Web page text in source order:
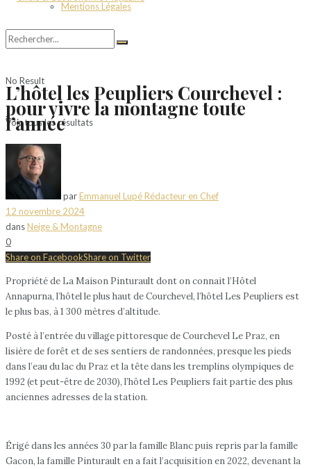
Mentions Légales
No Result
Voir tous les résultats
L’hôtel les Peupliers Courchevel :
pour vivre la montagne toute
l’année
parEmmanuel Lupé Rédacteur en Chef
12 novembre 2024
dansNeige & Montagne
0
Share on FacebookShare on Twitter
Propriété de La Maison Pinturault dont on connait l’Hôtel
Annapurna, l’hôtel le plus haut de Courchevel, l’hôtel Les Peupliers est
le plus bas, à 1 300 mètres d’altitude.
Posté à l’entrée du village pittoresque de Courchevel Le Praz, en
lisière de forêt et de ses sentiers de randonnées, presque les pieds
dans l’eau du lac du Praz et la tête dans les tremplins olympiques de
1992 (et peut-être de 2030), l’hôtel Les Peupliers fait partie des plus
anciennes adresses de la station.
Érigé dans les années 30 par la famille Blanc puis repris par la famille
Gacon, la famille Pinturault en a fait l’acquisition en 2022, devenant la